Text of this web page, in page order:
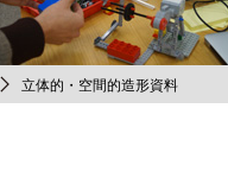
立体的・空間的造形資料